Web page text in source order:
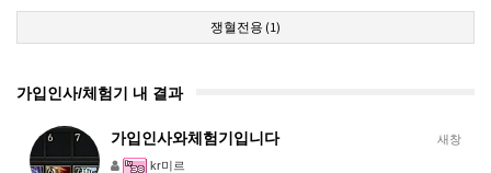
쟁혈전용 (1)
가입인사/체험기 내 결과
새창
가입인사와체험기입니다
kr미르